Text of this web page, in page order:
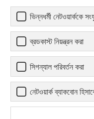
ভিন্নধর্মী নেটওয়ার্ককে
ব্রডকাস্ট নিয়ন্ত্রন করা
সিগন্যাল পরিবর্তন করা
নেটওয়ার্ক ব্যাকবোন